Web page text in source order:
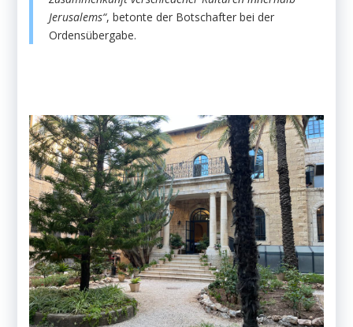
Jerusalems“, betonte der Botschafter bei der
Ordensübergabe.